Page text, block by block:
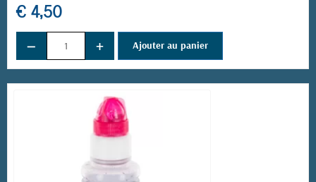
€ 4,50
− + Ajouter au panier